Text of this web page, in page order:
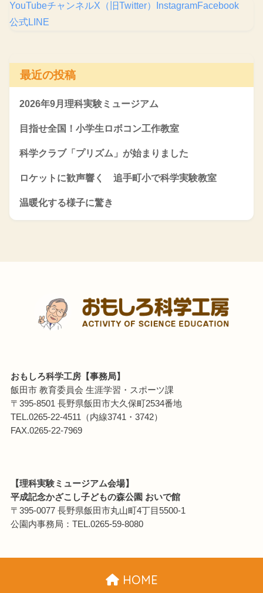
YouTubeチャンネルX（旧Twitter） InstagramFacebook
公式LINE
最近の投稿
2026年9月理科実験ミュージアム
目指せ全国！小学生ロボコン工作教室
科学クラブ「プリズム」が始まりました
ロケットに歓声響く 追手町小で科学実験教室
温暖化する様子に驚き
おもしろ科学工房【事務局】
飯田市 教育委員会 生涯学習・スポーツ課
〒395-8501 長野県飯田市大久保町2534番地
TEL.0265-22-4511（内線3741・3742）
FAX.0265-22-7969
【理科実験ミュージアム会場】
平成記念かざこし子どもの森公園 おいで館
〒395-0077 長野県飯田市丸山町4丁目5500-1
公園内事務局：TEL.0265-59-8080
HOME